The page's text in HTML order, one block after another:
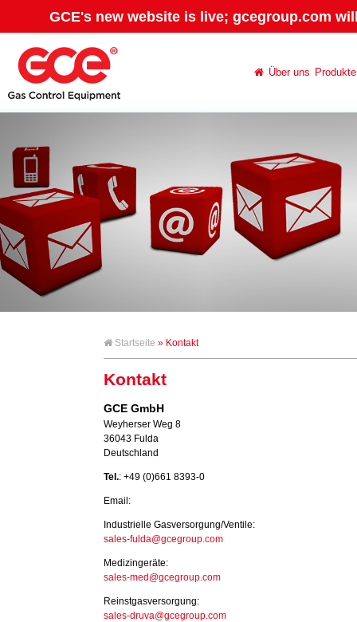
GCE's new website is live; gcegroup.com
Über uns Produkte
Startseite » Kontakt
Kontakt
GCE GmbH
Weyherser Weg 8
36043 Fulda
Deutschland
Tel.: +49 (0)661 8393-0
Email:
Industrielle Gasversorgung/Ventile:
sales-fulda@gcegroup.com
Medizingeräte:
sales-med@gcegroup.com
Reinstgasversorgung:
sales-druva@gcegroup.com